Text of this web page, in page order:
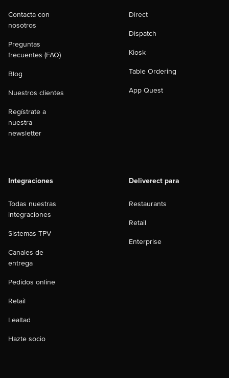
Contacta con
nosotros
Preguntas
frecuentes (FAQ)
Blog
Nuestros clientes
Regístrate a
nuestra
newsletter
Direct
Dispatch
Kiosk
Table Ordering
App Quest
Integraciones
Todas nuestras
integraciones
Sistemas TPV
Canales de
entrega
Pedidos online
Retail
Lealtad
Hazte socio
Deliverect para
Restaurants
Retail
Enterprise